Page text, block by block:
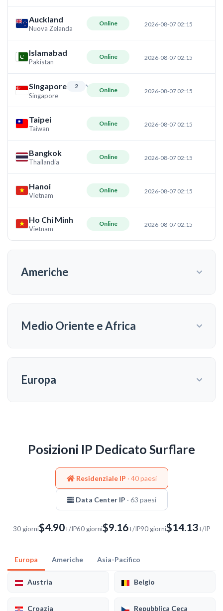
Auckland
Nuova Zelanda
Online 2026-08-07 02:15
Islamabad
Pakistan
Online 2026-08-07 02:15
Singapore 2
Singapore
Online 2026-08-07 02:15
Taipei
Taiwan
Online 2026-08-07 02:15
Bangkok
Thailandia
Online 2026-08-07 02:15
Hanoi
Vietnam
Online 2026-08-07 02:15
Ho Chi Minh
Vietnam
Online 2026-08-07 02:15
Americhe
Medio Oriente e Africa
Europa
Posizioni IP Dedicato Surflare
Residenziale IP · 40 paesi
Data Center IP · 63 paesi
30 giorni$4.90+/IP60 giorni$9.16+/IP90 giorni$14.13+/IP
Europa Americhe Asia-Pacifico
Austria Belgio
Croazia Repubblica Ceca